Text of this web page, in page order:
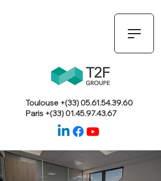
Toulouse +(33)05.61.54.39.60
Paris +(33)01.45.97.43.67